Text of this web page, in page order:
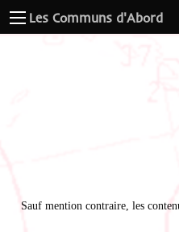
Les Communs d'Abord
Sauf mention contraire, les